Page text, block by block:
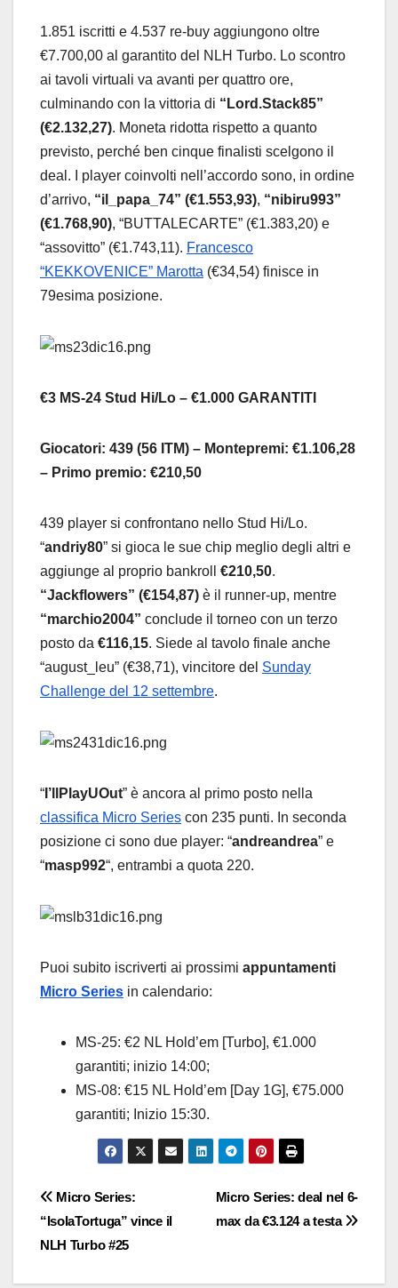
1.851 iscritti e 4.537 re-buy aggiungono oltre
€7.700,00 al garantito del NLH Turbo. Lo scontro
ai tavoli virtuali va avanti per quattro ore,
culminando con la vittoria di “Lord.Stack85”
(€2.132,27). Moneta ridotta rispetto a quanto
previsto, perché ben cinque finalisti scelgono il
deal. I player coinvolti nell’accordo sono, in ordine
d’arrivo, “il_papa_74” (€1.553,93), “nibiru993”
(€1.768,90), “BUTTALECARTE” (€1.383,20) e
“assovitto” (€1.743,11). Francesco
“KEKKOVENICE” Marotta (€34,54) finisce in
79esima posizione.
€3 MS-24 Stud Hi/Lo – €1.000 GARANTITI
Giocatori: 439 (56 ITM) – Montepremi: €1.106,28
– Primo premio: €210,50
439 player si confrontano nello Stud Hi/Lo.
“andriy80” si gioca le sue chip meglio degli altri e
aggiunge al proprio bankroll €210,50.
“Jackflowers” (€154,87) è il runner-up, mentre
“marchio2004” conclude il torneo con un terzo
posto da €116,15. Siede al tavolo finale anche
“august_leu” (€38,71), vincitore del Sunday
Challenge del 12 settembre.
“ I’llPlayUOut” è ancora al primo posto nella
classifica Micro Series con 235 punti. In seconda
posizione ci sono due player: “andreandrea” e
“masp992“, entrambi a quota 220.
Puoi subito iscriverti ai prossimi appuntamenti
Micro Series in calendario:
MS-25: €2 NL Hold’em [Turbo], €1.000
garantiti; inizio 14:00;
MS-08: €15 NL Hold’em [Day 1G], €75.000
garantiti; Inizio 15:30.
Navigazione
articoli
Micro Series: deal nel 6-
max da €3.124 a testa
Micro Series:
“IsolaTortuga” vince il
NLH Turbo #25